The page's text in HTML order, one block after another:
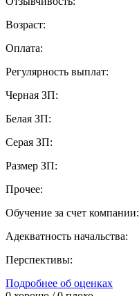
Возраст:
Оплата:
Регулярность выплат:
Черная ЗП:
Белая ЗП:
Серая ЗП:
Размер ЗП:
Прочее:
Обучение за счет компании:
Адекватность начальства:
Перспективы:
Подробнее об оценках